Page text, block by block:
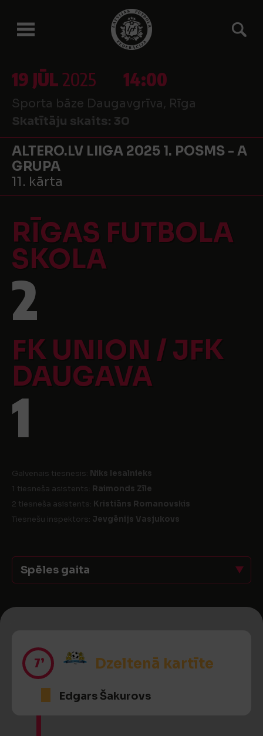
19 JŪL2025 14:00
Sporta bāze Daugavgrīva, Rīga
Skatītāju skaits: 30
ALTERO.LV LIIGA 2025 1. POSMS - A
GRUPA
11. kārta
RĪGAS FUTBOLA
SKOLA
2
FK UNION / JFK
DAUGAVA
1
Galvenais tiesnesis: Niks Iesalnieks
1 tiesneša asistents: Raimonds Zīle
2 tiesneša asistents: Kristiāns Romanovskis
Tiesnešu inspektors: Jevgēnijs Vasjukovs
Spēles gaita
7’ Dzeltenā kartīte
Edgars Šakurovs